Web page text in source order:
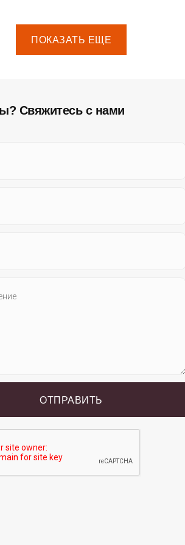
ПОКАЗАТЬ ЕЩЕ
Свяжитесь с нами